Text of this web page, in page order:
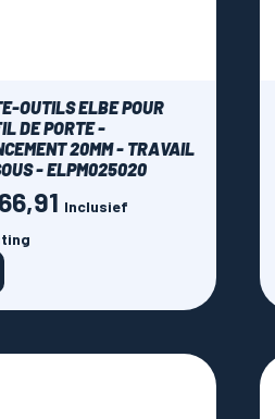
OUTILS ELBE POUR
DE PORTE -
20MM - TRAVAIL
- ELPM025020
Inclusief